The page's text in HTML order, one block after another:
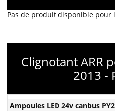
Pas de produit disponible pour
Clignotant ARR
2013 -
Ampoules LED 24v canbus